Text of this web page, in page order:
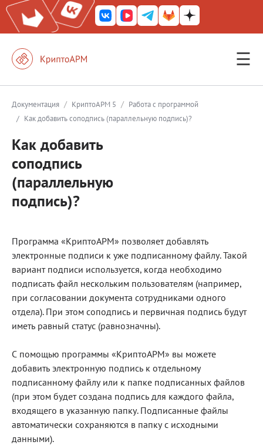
☰
КриптоАРМ
КриптоАРМ Server
КриптоАРМ для 1С-Битрикс
Решения
Блог
Документация
Получить КЭП
Полная версия сайта
Документация / КриптоАРМ 5 / Работа с программой
/ Как добавить соподпись (параллельную подпись)?
Как добавить
соподпись
(параллельную
подпись)?
Программа «КриптоАРМ» позволяет добавлять
электронные подписи к уже подписанному файлу. Такой
вариант подписи используется, когда необходимо
подписать файл нескольким пользователям (например,
при согласовании документа сотрудниками одного
отдела). При этом соподпись и первичная подпись будут
иметь равный статус (равнозначны).
С помощью программы «КриптоАРМ» вы можете
добавить электронную подпись к отдельному
подписанному файлу или к папке подписанных файлов
(при этом будет создана подпись для каждого файла,
входящего в указанную папку. Подписанные файлы
автоматически сохраняются в папку с исходными
данными).